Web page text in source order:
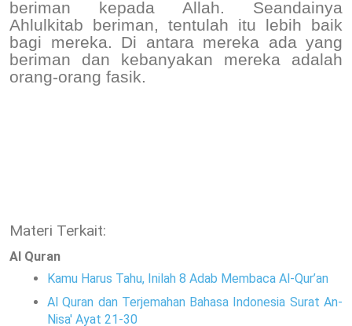
beriman kepada Allah. Seandainya
Ahlulkitab beriman, tentulah itu lebih baik
bagi mereka. Di antara mereka ada yang
beriman dan kebanyakan mereka adalah
orang-orang fasik.
Materi Terkait:
Al Quran
Kamu Harus Tahu, Inilah 8 Adab Membaca Al-Qur’an
Al Quran dan Terjemahan Bahasa Indonesia Surat An-
Nisa' Ayat 21-30